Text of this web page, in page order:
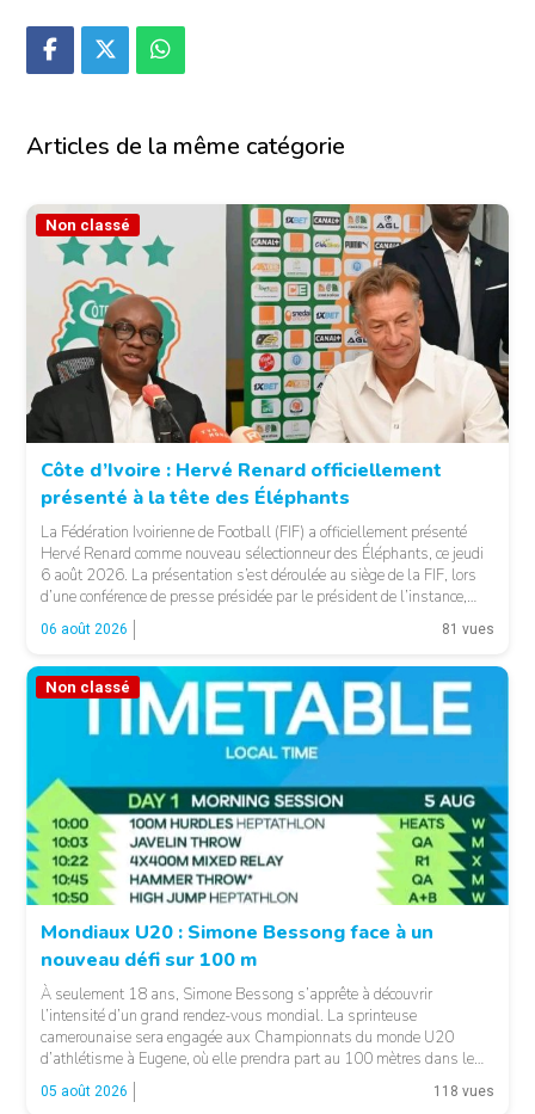
Articles de la même catégorie
© FIF
Non classé
Côte d’Ivoire : Hervé Renard officiellement
présenté à la tête des Éléphants
La Fédération Ivoirienne de Football (FIF) a officiellement présenté
Hervé Renard comme nouveau sélectionneur des Éléphants, ce jeudi
6 août 2026. La présentation s’est déroulée au siège de la FIF, lors
d’une conférence de presse présidée par le président de l’instance,
Yacine Idriss Diallo, en présence de plusieurs membres du Comité
exécutif. Cette nomination intervient […]
06 août 2026 81 vues
Non classé
Mondiaux U20 : Simone Bessong face à un
nouveau défi sur 100 m
À seulement 18 ans, Simone Bessong s’apprête à découvrir
l’intensité d’un grand rendez-vous mondial. La sprinteuse
camerounaise sera engagée aux Championnats du monde U20
d’athlétisme à Eugene, où elle prendra part au 100 mètres dans le
heat 7. Pour son entrée en lice, la jeune Camerounaise devra se
mesurer à une concurrence relevée. Une première […]
05 août 2026 118 vues